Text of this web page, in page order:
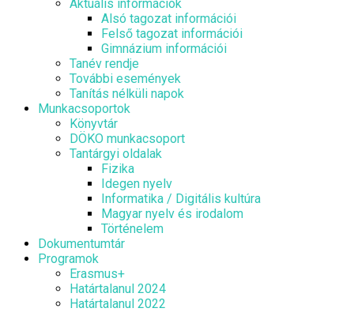
Aktuális információk
Alsó tagozat információi
Felső tagozat információi
Gimnázium információi
Tanév rendje
További események
Tanítás nélküli napok
Munkacsoportok
Könyvtár
DÖKO munkacsoport
Tantárgyi oldalak
Fizika
Idegen nyelv
Informatika / Digitális kultúra
Magyar nyelv és irodalom
Történelem
Dokumentumtár
Programok
Erasmus+
Határtalanul 2024
Határtalanul 2022